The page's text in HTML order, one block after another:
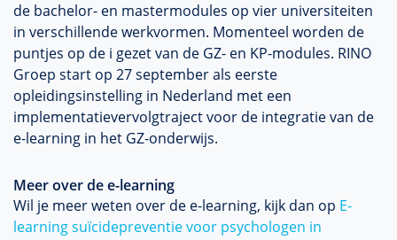
de bachelor- en mastermodules op vier universiteiten
in verschillende werkvormen. Momenteel worden de
puntjes op de i gezet van de GZ- en KP-modules. RINO
Groep start op 27 september als eerste
opleidingsinstelling in Nederland met een
implementatievervolgtraject voor de integratie van de
e-learning in het GZ-onderwijs.
Meer over de e-learning
Wil je meer weten over de e-learning, kijk dan op E-
learning suïcidepreventie voor psychologen in